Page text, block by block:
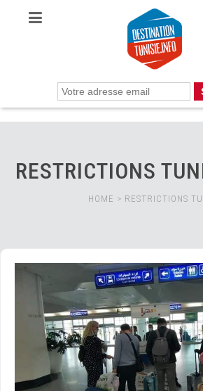
RESTRICTIONS
HOME > RESTRICTIONS